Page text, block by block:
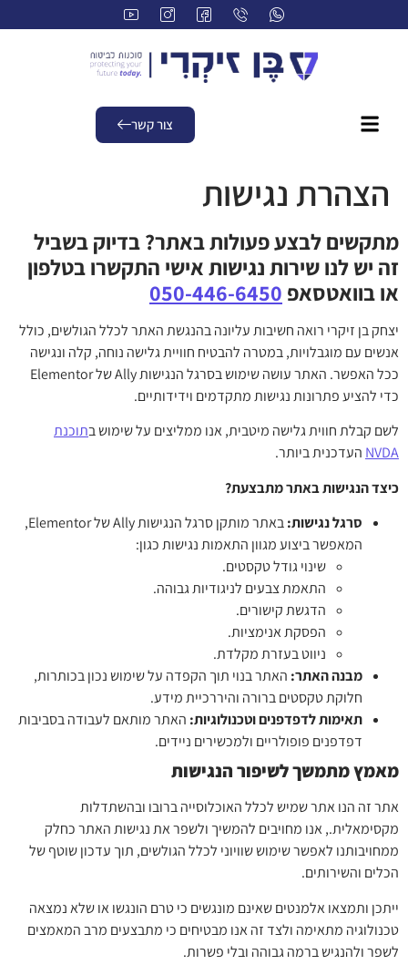
צור קשר
הצהרת נגישות
מתקשים לבצע פעולות באתר? בדיוק בשביל
זה יש לנו שירות נגישות אישי התקשרו בטלפון
או בוואטסאפ 050-446-6450
יצחק בן זיקרי רואה חשיבות עליונה בהנגשת האתר לכלל הגולשים, כולל
אנשים עם מוגבלויות, במטרה להבטיח חוויית גלישה נוחה, קלה ונגישה
ככל האפשר. האתר עושה שימוש בסרגל הנגישות Ally של Elementor
כדי להציע פתרונות נגישות מתקדמים וידידותיים.
לשם קבלת חווית גלישה מיטבית, אנו ממליצים על שימוש בתוכנת
NVDA העדכנית ביותר.
כיצד הנגישות באתר מתבצעת?
סרגל נגישות:
באתר מותקן סרגל הנגישות Ally של Elementor,
המאפשר ביצוע מגוון התאמות נגישות כגון:
שינוי גודל טקסטים.
התאמת צבעים לניגודיות גבוהה.
הדגשת קישורים.
הפסקת אנימציות.
ניווט בעזרת מקלדת.
מבנה האתר: האתר בנוי תוך הקפדה על שימוש נכון בכותרות,
חלוקת טקסטים ברורה והיררכיית מידע.
תאימות לדפדפנים וטכנולוגיות: האתר מותאם לעבודה בסביבות
דפדפנים פופולריים ולמכשירים ניידים.
מאמץ מתמשך לשיפור הנגישות
אתר זה הנו אתר שמיש לכלל האוכלוסייה ברובו ובהשתדלות
מקסימאלית., אנו מחויבים להמשיך ולשפר את נגישות האתר כחלק
ממחויבותנו לאפשר שימוש שוויוני לכלל הגולשים, תוך עדכון שוטף של
הכלים והשירותים.
ייתכן ותמצאו אלמנטים שאינם מונגשים כי טרם הונגשו או שלא נמצאה
טכנולוגיה מתאימה ולצד זה אנו מבטיחים כי מתבצעים מרב המאמצים
לשפר ולהנגיש ברמה גבוהה ובלי פשרות.